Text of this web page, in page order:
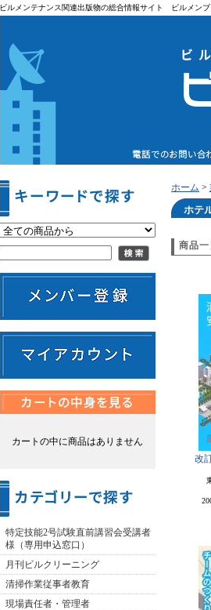
ビルメンテナンス関連出版物の総合情報サイト ビルメンブ
カートの中に商品はありません
特定技能2号試験直前講習会受講者
様（専用申込窓口）
月刊ビルクリーニング
清掃作業従事者教育
現場責任者・管理者
ホーム >
ホテ
商品
改